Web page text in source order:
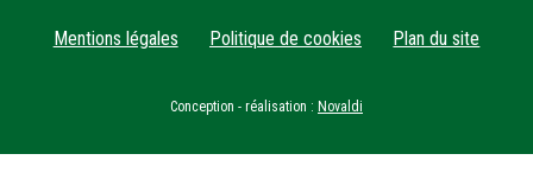
Mentions légales Politique de cookies Plan du site
Conception - réalisation : Novaldi